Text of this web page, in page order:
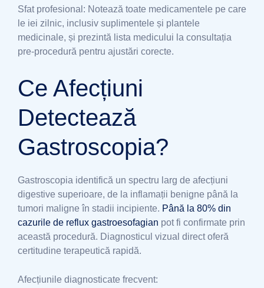
Sfat profesional: Notează toate medicamentele pe care
le iei zilnic, inclusiv suplimentele și plantele
medicinale, și prezintă lista medicului la consultația
pre-procedură pentru ajustări corecte.
Ce Afecțiuni
Detectează
Gastroscopia?
Gastroscopia identifică un spectru larg de afecțiuni
digestive superioare, de la inflamații benigne până la
tumori maligne în stadii incipiente. Până la 80% din
cazurile de reflux gastroesofagian pot fi confirmate prin
această procedură. Diagnosticul vizual direct oferă
certitudine terapeutică rapidă.
Afecțiunile diagnosticate frecvent: